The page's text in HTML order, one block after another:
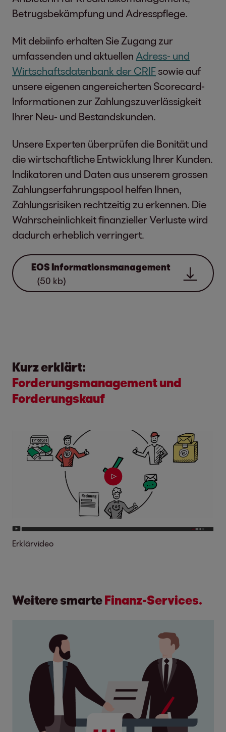
Betrugsbekämpfung und Adresspflege.
Mit debiinfo erhalten Sie Zugang zur
umfassenden und aktuellen Adress- und
Wirtschaftsdatenbank der CRIF sowie auf
unsere eigenen angereicherten Scorecard-
Informationen zur Zahlungszuverlässigkeit
Ihrer Neu- und Bestandskunden.
Unsere Experten überprüfen die Bonität und
die wirtschaftliche Entwicklung Ihrer Kunden.
Indikatoren und Daten aus unserem grossen
Zahlungserfahrungspool helfen Ihnen,
Zahlungsrisiken rechtzeitig zu erkennen. Die
Wahrscheinlichkeit finanzieller Verluste wird
dadurch erheblich verringert.
EOS Informationsmanagement
(50 kb)
Kurz erklärt:
Forderungsmanagement und
Forderungskauf
Erklärvideo
Weitere smarteFinanz-Services.